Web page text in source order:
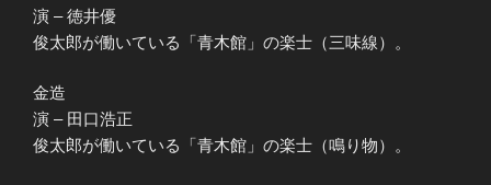
演 – 徳井優
俊太郎が働いている「青木館」の楽士（三味線）。
金造
演 – 田口浩正
俊太郎が働いている「青木館」の楽士（鳴り物）。